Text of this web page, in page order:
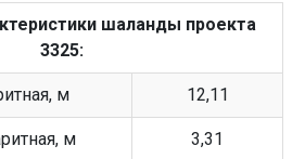
шаланды проекта
3325:
м 12,11
м 3,31